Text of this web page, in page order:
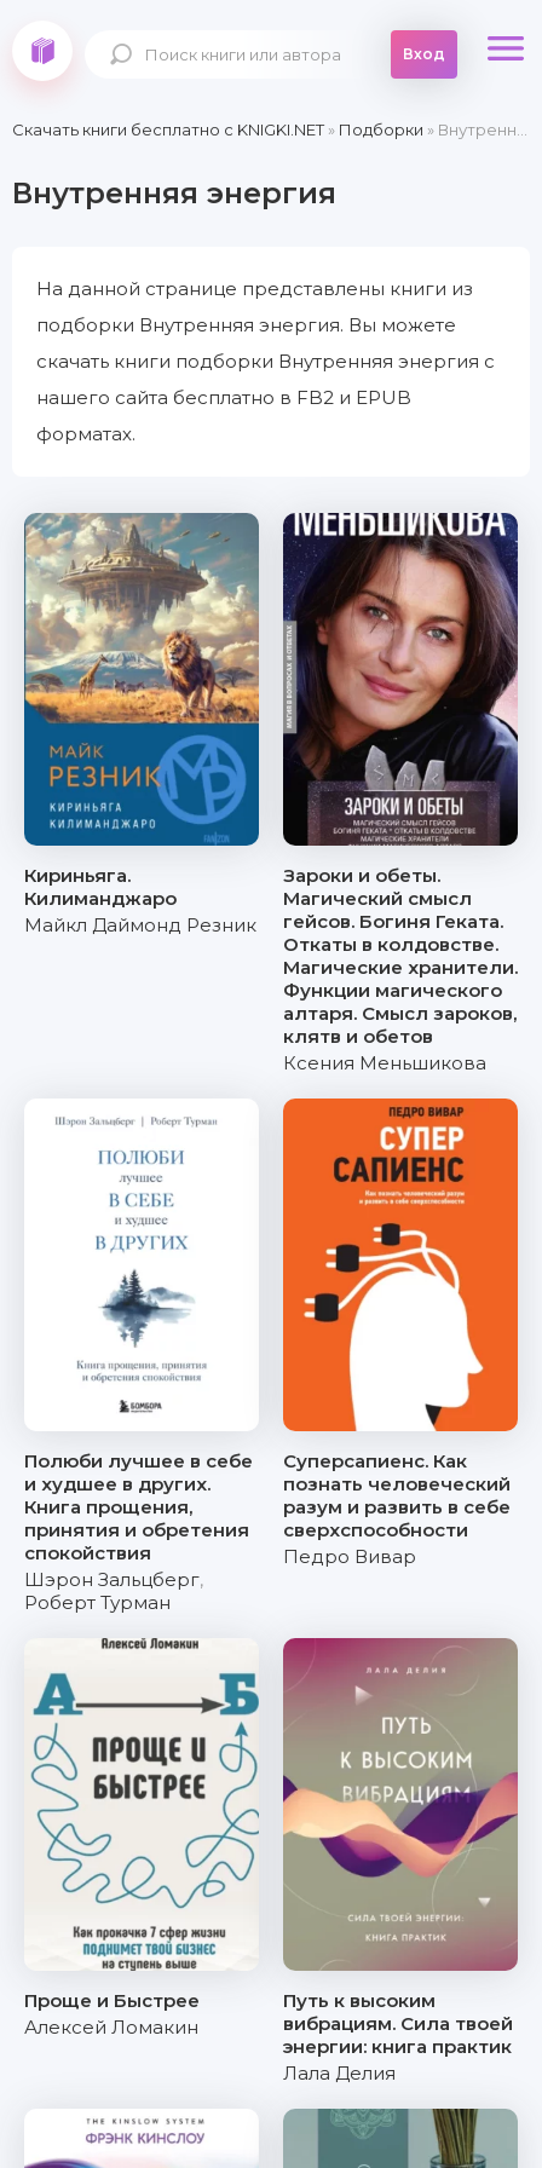
Вход
Скачать книги бесплатно c KNIGKI.NET» Подборки » Внутренняя энергия
Внутренняя энергия
На данной странице представлены книги из
подборки Внутренняя энергия. Вы можете
скачать книги подборки Внутренняя энергия с
нашего сайта бесплатно в FB2 и EPUB
форматах.
Кириньяга.
Килиманджаро
Майкл Даймонд Резник
Зароки и обеты.
Магический смысл
гейсов. Богиня Геката.
Откаты в колдовстве.
Магические хранители.
Функции магического
алтаря. Смысл зароков,
клятв и обетов
Ксения Меньшикова
Полюби лучшее в себе
и худшее в других.
Книга прощения,
принятия и обретения
спокойствия
Шэрон Зальцберг,
Роберт Турман
Суперсапиенс. Как
познать человеческий
разум и развить в себе
сверхспособности
Педро Вивар
Проще и Быстрее
Алексей Ломакин
Путь к высоким
вибрациям. Сила твоей
энергии: книга практик
Лала Делия